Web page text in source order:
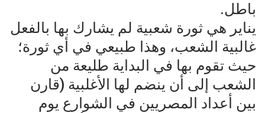
باطل.
يناير هي ثورة شعبية لم يشارك بها بالفعل
غالبية الشعب، وهذا طبيعي في أي ثورة؛
حيث تقوم بها في البداية طليعة من
الشعب إلى أن ينضم لها الأغلبية (قارن
بين أعداد المصريين في الشوارع يوم